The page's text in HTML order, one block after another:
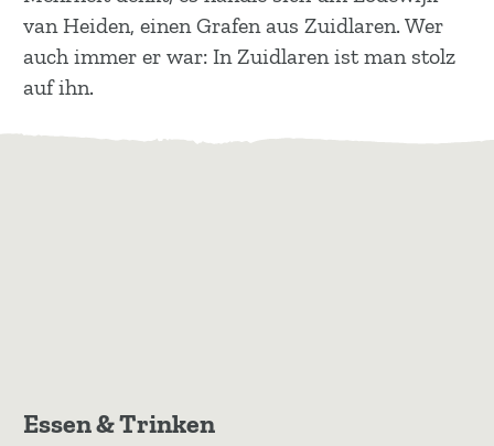
van Heiden, einen Grafen aus Zuidlaren. Wer
auch immer er war: In Zuidlaren ist man stolz
auf ihn.
Essen & Trinken